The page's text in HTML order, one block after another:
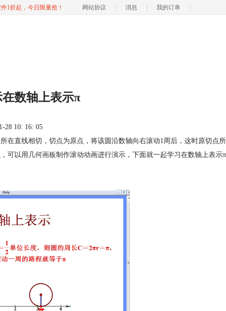
1折起，今日限量抢！ 网站协议 消息 我的订单
数轴上表示π
28 10: 16: 05
在直线相切，切点为原点，将该圆沿数轴向右滚动1周后，这时原切点所
可以用 几何画板制作滚动动画进行演示，下面就一起学习在数轴上表示π